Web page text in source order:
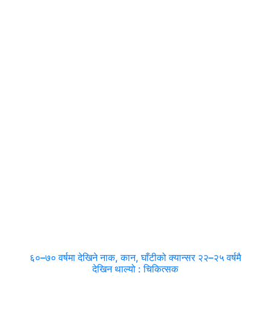
६०–७० वर्षमा देखिने नाक, कान, घाँटीको क्यान्सर २२–२५ वर्षमै
देखिन थाल्यो : चिकित्सक